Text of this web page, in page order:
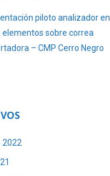
piloto analizador en
elementos sobre correa
– CMP Cerro Negro
2022